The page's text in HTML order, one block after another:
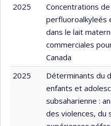
2025
Concentrations
perfluoroalkyleés
dans le lait
commerciales
Canada
2025
Déterminants du
enfants et
subsaharienne :
des violences, du